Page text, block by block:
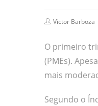
Victor Barboza
O primeiro
(PMEs).
mais
Segundo o